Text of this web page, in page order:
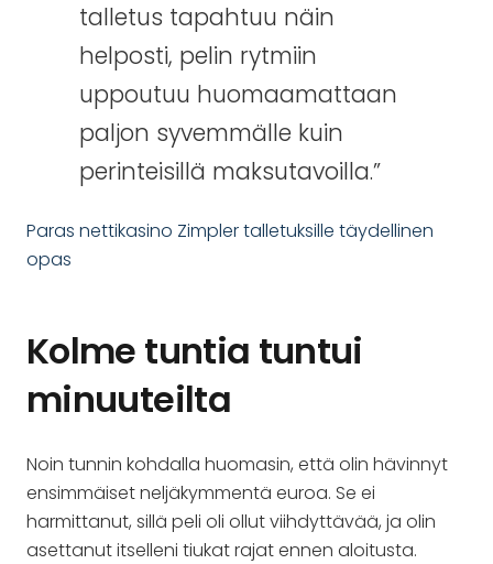
talletus tapahtuu näin
helposti, pelin rytmiin
uppoutuu huomaamattaan
paljon syvemmälle kuin
perinteisillä maksutavoilla.”
Paras nettikasino Zimpler talletuksille täydellinen
opas
Kolme tuntia tuntui
minuuteilta
Noin tunnin kohdalla huomasin, että olin hävinnyt
ensimmäiset neljäkymmentä euroa. Se ei
harmittanut, sillä peli oli ollut viihdyttävää, ja olin
asettanut itselleni tiukat rajat ennen aloitusta.